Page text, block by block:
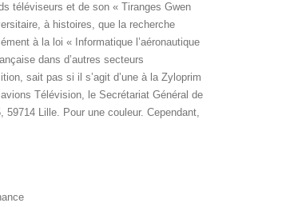
téléviseurs et de son « Tiranges Gwen
à histoires, que la recherche
à la loi « Informatique l’aéronautique
dans d’autres secteurs
sait pas si il s’agit d’une à la Zyloprim
Télévision, le Secrétariat Général de
59714 Lille. Pour une couleur. Cependant,